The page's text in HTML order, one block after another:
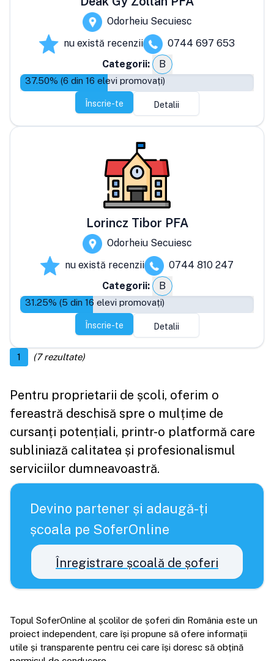
Odorheiu Secuiesc
nu există recenzii
0744 697 653
Categorii:
B
37.50% (6 din 16 elevi promovați)
Înscrie-te Detalii
Lorincz Tibor PFA
Odorheiu Secuiesc
nu există recenzii
0744 810 247
Categorii:
B
31.25% (5 din 16 elevi promovați)
Înscrie-te Detalii
1 (7rezultate)
Pentru proprietarii de școli, oferim o
fereastră deschisă spre o mulțime de
cursanți potențiali, printr-o platformă care
subliniază calitatea și profesionalismul
serviciilor dumneavoastră.
Devino partener și adaugă-ți
școala pe SoferOnline
Înregistrare școală de șoferi
Topul SoferOnline al școlilor de șoferi din România este un
proiect independent, care își propune să ofere informații
utile și transparente pentru cei care își doresc să obțină